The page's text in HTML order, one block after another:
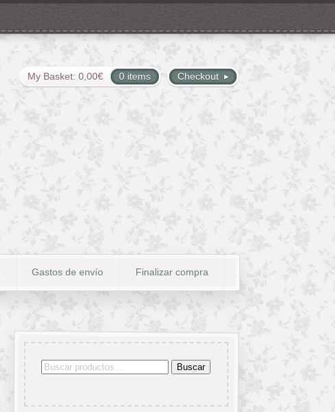
Checkout
My Basket: 0,00€ 0 items
Gastos de envío Finalizar compra
Buscar
Buscar